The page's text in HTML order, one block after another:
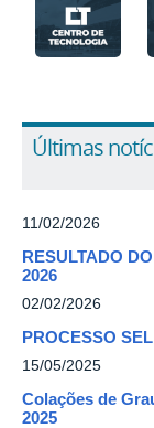
Últimas
11/02/2026
RESULTADO
2026
02/02/2026
PROCESSO
15/05/2025
Colações de
2025